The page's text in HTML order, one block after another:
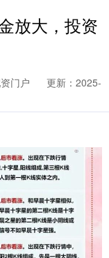
放大，投资
门户
更新：2025-